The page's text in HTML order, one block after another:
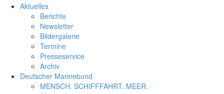
Aktuelles
Berichte
Newsletter
Bildergalerie
Termine
Presseservice
Archiv
Deutscher Marinebund
MENSCH. SCHIFFFAHRT. MEER.